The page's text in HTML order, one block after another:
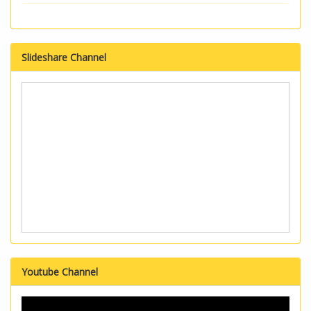
Slideshare Channel
Youtube Channel